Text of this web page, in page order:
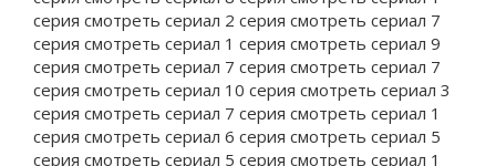
серия смотреть сериал 2 серия смотреть сериал 7
серия смотреть сериал 1 серия смотреть сериал 9
серия смотреть сериал 7 серия смотреть сериал 7
серия смотреть сериал 10 серия смотреть сериал 3
серия смотреть сериал 7 серия смотреть сериал 1
серия смотреть сериал 6 серия смотреть сериал 5
серия смотреть сериал 5 серия смотреть сериал 1